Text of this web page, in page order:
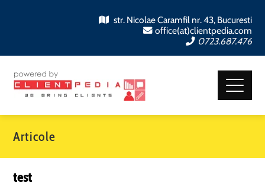
str. Nicolae Caramfil nr. 43, Bucuresti
office(at)clientpedia.com
0723.687.476
Articole
test